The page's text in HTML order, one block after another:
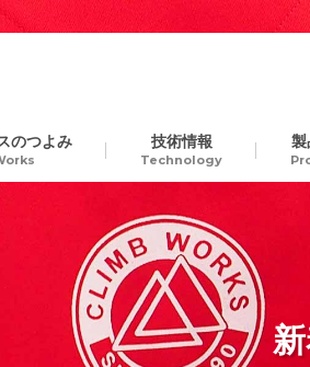
のつよみ
品質管理
ODM生産
技術情報
Technology
表面処理、ギ
ム溶接など、
製品にも一貫
製